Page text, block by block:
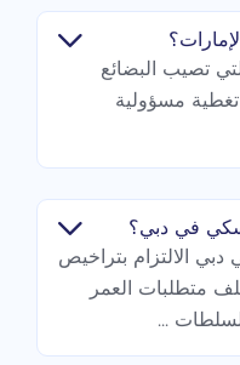
تصيب البضائع
مسؤولية
سكي في دبي؟
الالتزام بتراخيص
متطلبات العمر
...